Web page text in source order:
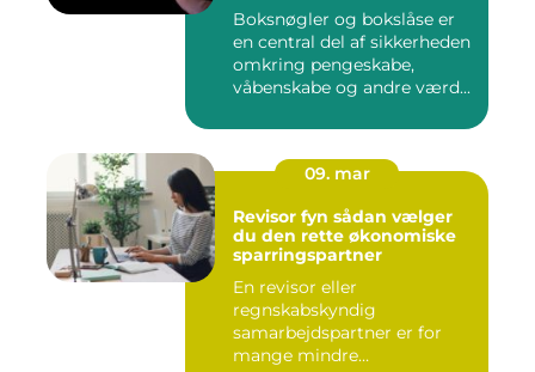
Boksnøgler og bokslåse er
en central del af sikkerheden
omkring pengeskabe,
våbenskabe og andre værd...
09. mar
Revisor fyn sådan vælger
du den rette økonomiske
sparringspartner
En revisor eller
regnskabskyndig
samarbejdspartner er for
mange mindre